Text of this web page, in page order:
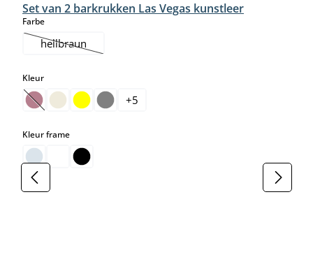
Set van 2 barkrukken Las Vegas kunstleer
Farbeselect
hellbraun
(Deze optie is momenteel niet beschikbaar.)
Kleurselect
(Deze optie is momenteel niet beschikbaar.)
+5
Kleur frameselect